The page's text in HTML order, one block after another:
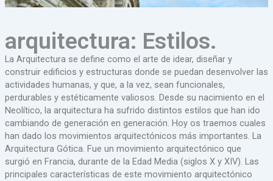
arquitectura: Estilos.
La Arquitectura se define como el arte de idear, diseñar y
construir edificios y estructuras donde se puedan desenvolver las
actividades humanas, y que, a la vez, sean funcionales,
perdurables y estéticamente valiosos. Desde su nacimiento en el
Neolítico, la arquitectura ha sufrido distintos estilos que han ido
cambiando de generación en generación. Hoy os traemos cuales
han dado los movimientos arquitectónicos más importantes. La
Arquitectura Gótica. Fue un movimiento arquitectónico que
surgió en Francia, durante de la Edad Media (siglos X y XIV). Las
principales características de este movimiento arquitectónico